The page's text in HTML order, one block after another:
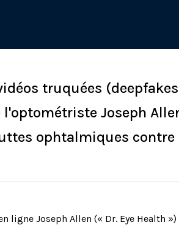
truquées
Joseph
ophtalmiques
ligne Joseph Allen (« Dr. Eye Health